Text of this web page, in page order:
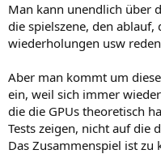
Man kann unendlich über
die spielszene, den
wiederholungen usw
Aber man kommt um
ein, weil sich immer
die die GPUs theoretisch
Tests zeigen, nicht auf die
Das Zusammenspiel ist